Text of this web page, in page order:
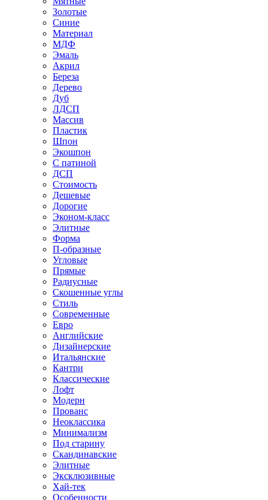
Золотые
Синие
Материал
МДФ
Эмаль
Акрил
Береза
Дерево
Дуб
ЛДСП
Массив
Пластик
Шпон
Экошпон
С патиной
ДСП
Стоимость
Дешевые
Дорогие
Эконом-класс
Элитные
Форма
П-образные
Угловые
Прямые
Радиусные
Скошенные углы
Стиль
Современные
Евро
Английские
Дизайнерские
Итальянские
Кантри
Классические
Лофт
Модерн
Прованс
Неоклассика
Минимализм
Под старину
Скандинавские
Элитные
Эксклюзивные
Хай-тек
Особенности